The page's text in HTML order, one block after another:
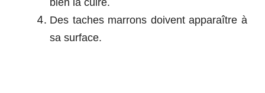
bien la cuire.
Des taches marrons doivent apparaître à
sa surface.